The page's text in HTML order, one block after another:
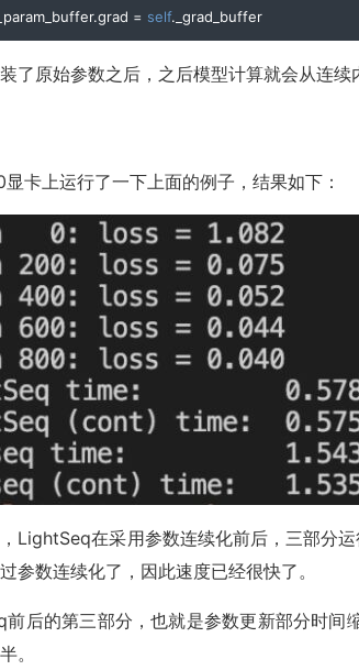
, bw_time, step_time = 0, 0, 0
in range(1000):
= model (inputs, masks)
= torch.square(outputs).mean()
= get_time() - start_time
= get_time()
backward
= get_time() - start_time
get_time ()
.step()
= get_time
% 200 == 0:
print
"epoch {:>3d}: loss = {:>5.3f}" format(epoch,
fw_time, bw_time step_time
== "__main__":
LightSeq的config
_param_buffer.grad = self. _grad_buffer
了原始参数之后，之后模型计算就会从连续
卡上运行了一下上面的例子，结果如下：
LightSeq在采用参数连续化前后，三部分
参数连续化了，因此速度已经很快了。
前后的第三部分，也就是参数更新部分时间
。